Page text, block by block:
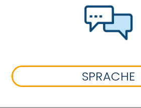
SPRACHE